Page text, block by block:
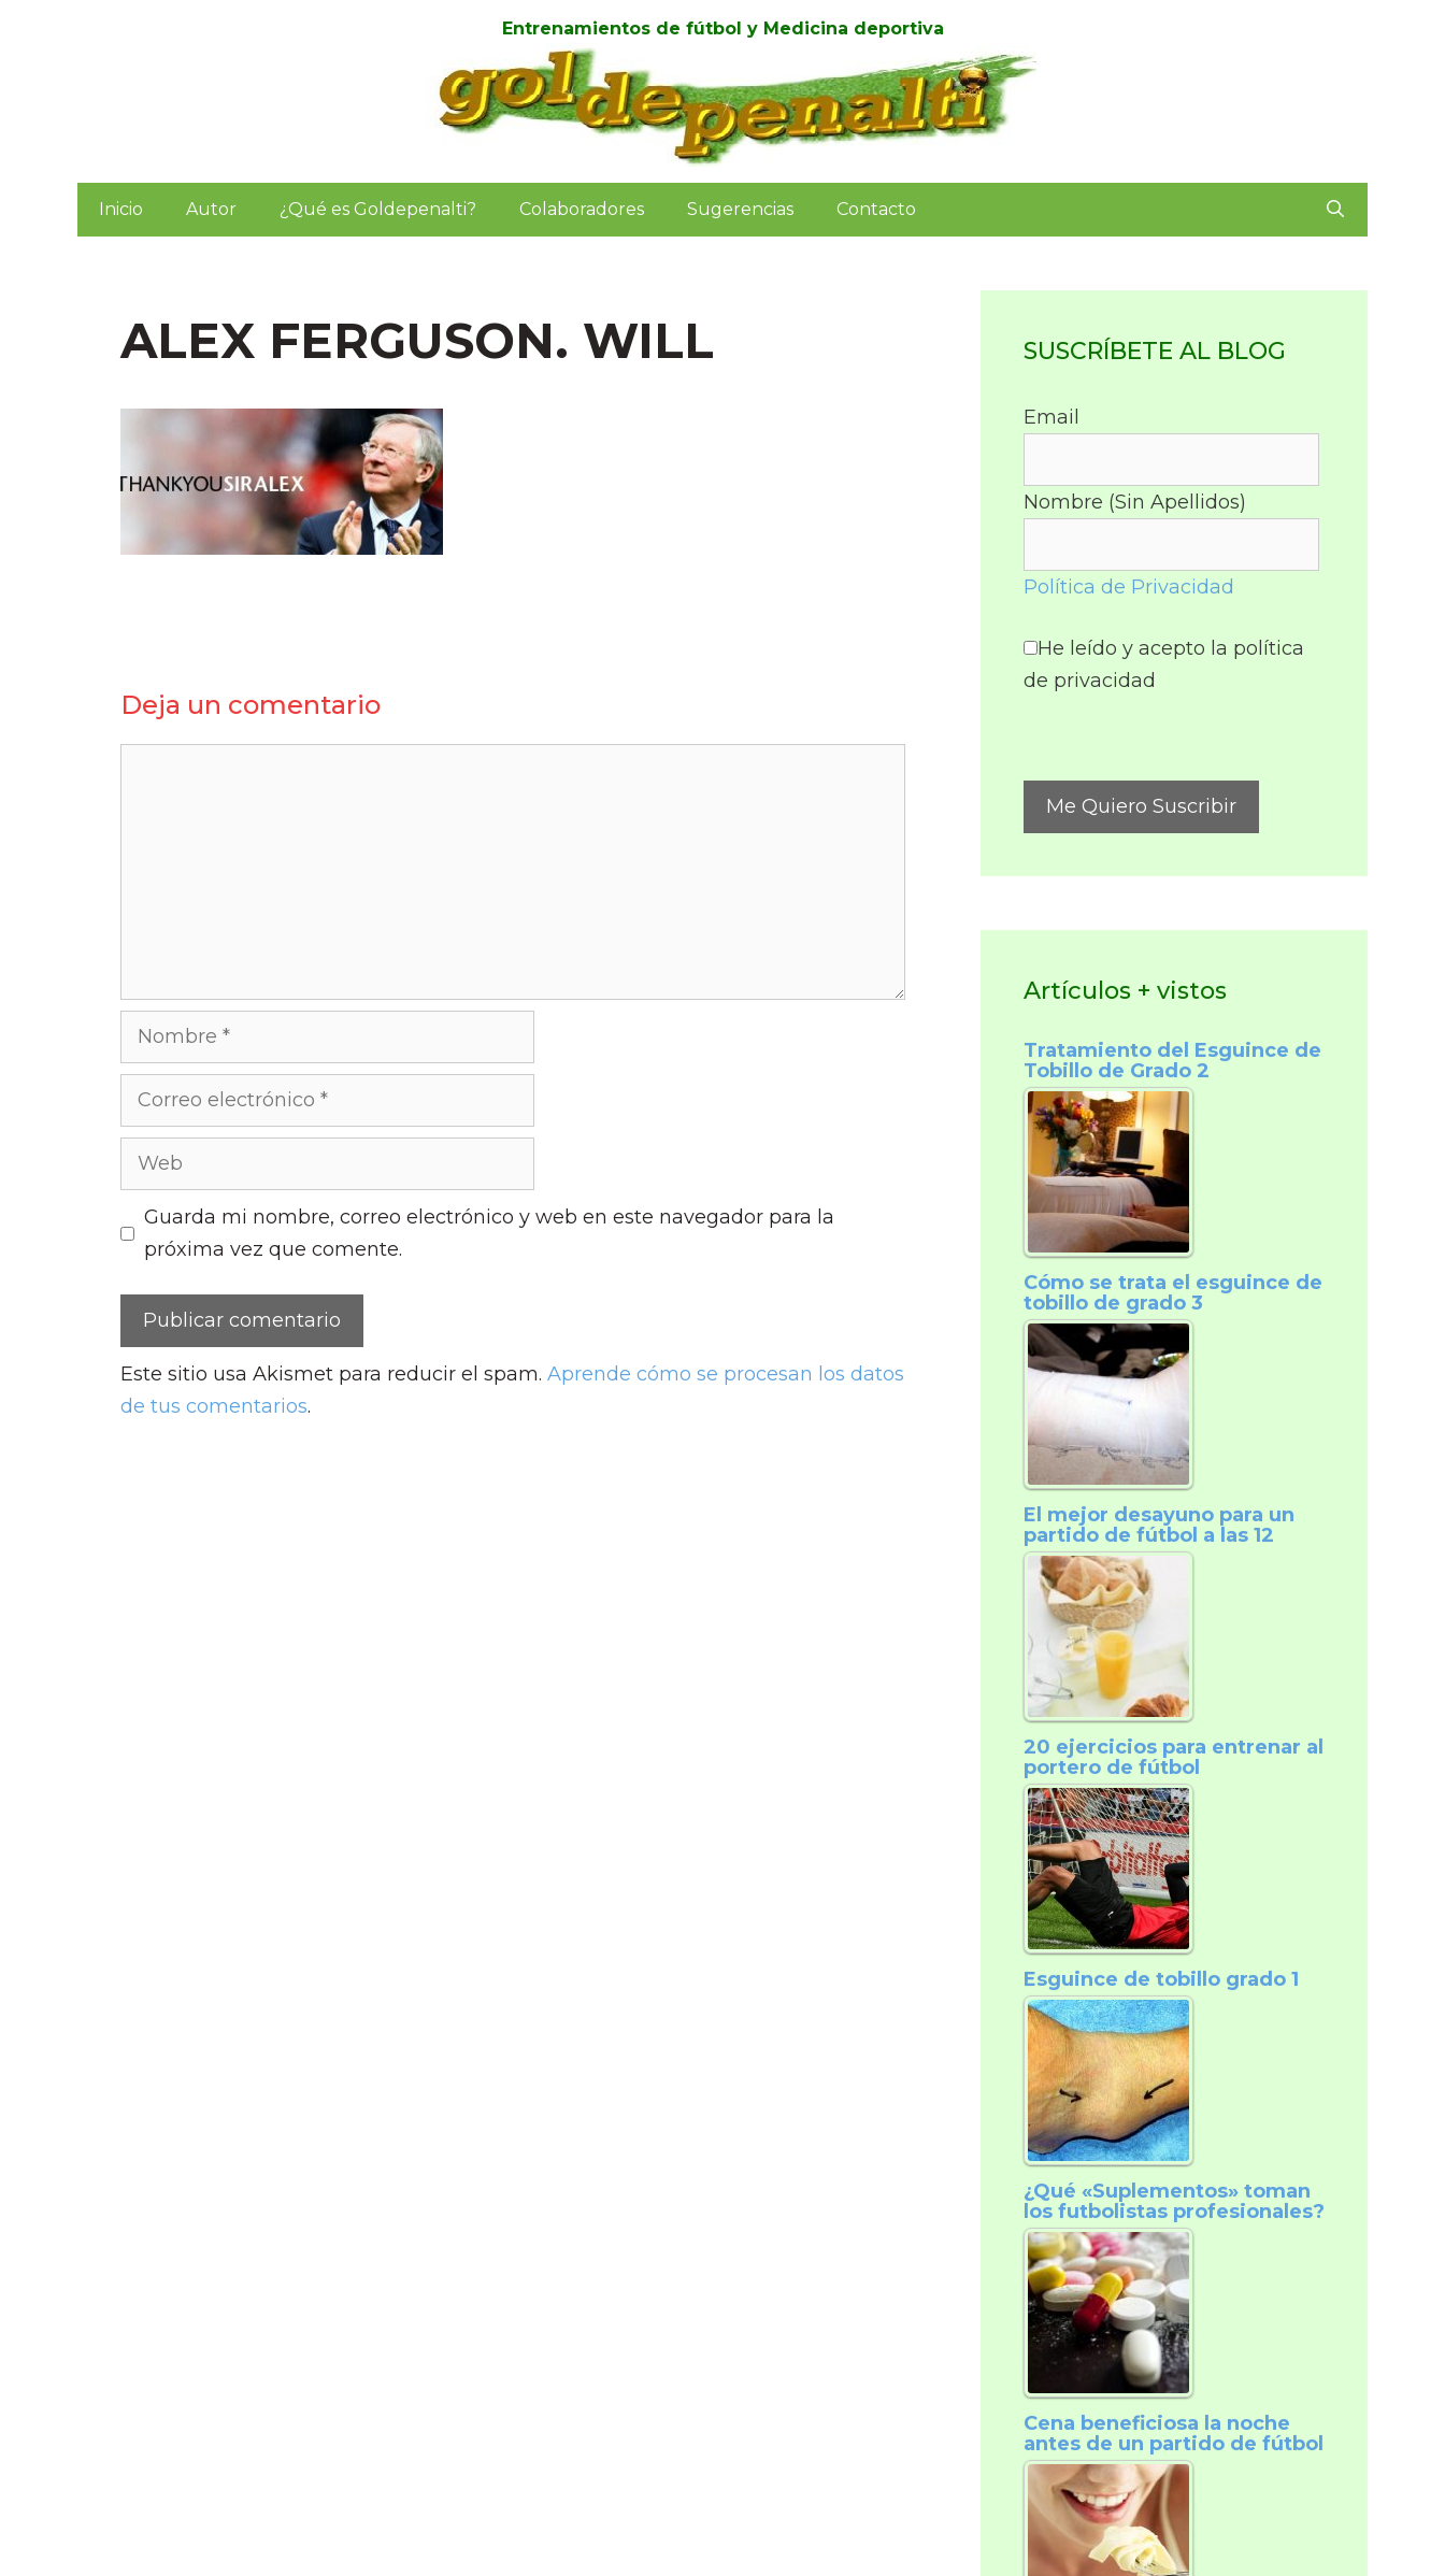
Entrenamientos de fútbol y Medicina deportiva
Inicio Autor ¿Qué es Goldepenalti? Colaboradores Sugerencias Contacto
ALEX FERGUSON. WILL
Deja un comentario
Nombre
Correo
electrónico
Web
Guarda mi nombre, correo electrónico y web en este navegador para la
próxima vez que comente.
Este sitio usa Akismet para reducir el spam. Aprende cómo se procesan los datos
de tus comentarios.
SUSCRÍBETE AL BLOG
Email
Nombre (Sin Apellidos)
Política de Privacidad
He leído y acepto la política
de privacidad
Artículos + vistos
Tratamiento del Esguince de
Tobillo de Grado 2
Cómo se trata el esguince de
tobillo de grado 3
El mejor desayuno para un
partido de fútbol a las 12
20 ejercicios para entrenar al
portero de fútbol
Esguince de tobillo grado 1
¿Qué «Suplementos» toman
los futbolistas profesionales?
Cena beneficiosa la noche
antes de un partido de fútbol